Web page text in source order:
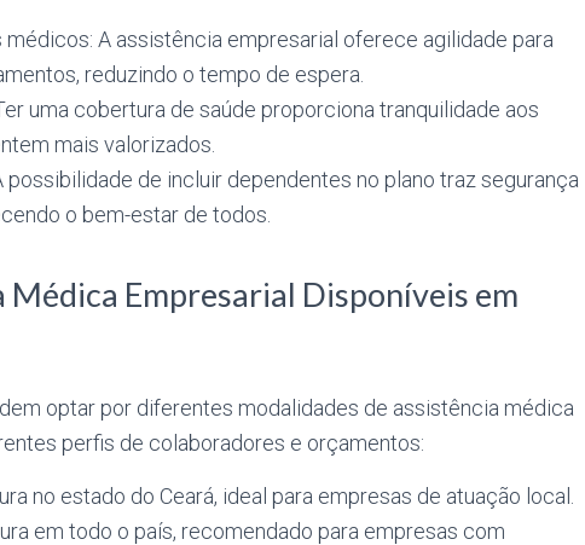
A assistência empresarial oferece agilidade para
reduzindo o tempo de espera.
uma cobertura de saúde proporciona tranquilidade aos
mais valorizados.
possibilidade de incluir dependentes no plano traz segurança
o bem-estar de todos.
Médica Empresarial Disponíveis em
optar por diferentes modalidades de assistência médica
perfis de colaboradores e orçamentos:
no estado do Ceará, ideal para empresas de atuação local.
em todo o país, recomendado para empresas com